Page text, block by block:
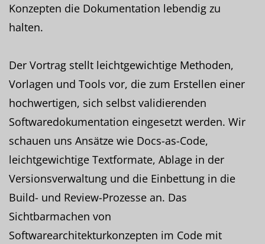
Konzepten die Dokumentation lebendig zu
halten.
Der Vortrag stellt leichtgewichtige Methoden,
Vorlagen und Tools vor, die zum Erstellen einer
hochwertigen, sich selbst validierenden
Softwaredokumentation eingesetzt werden. Wir
schauen uns Ansätze wie Docs-as-Code,
leichtgewichtige Textformate, Ablage in der
Versionsverwaltung und die Einbettung in die
Build- und Review-Prozesse an. Das
Sichtbarmachen von
Softwarearchitekturkonzepten im Code mit